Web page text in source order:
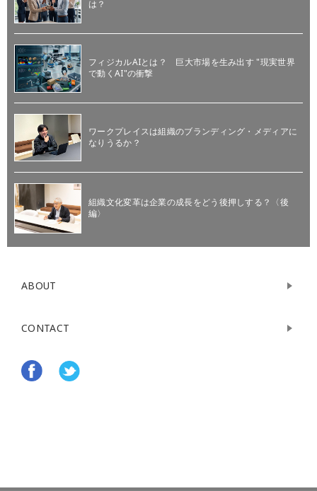
は？
フィジカルAIとは？ 巨大市場を生み出す "現実世界
で動くAI"の衝撃
ワークプレイスは組織のブランディング・メディアに
なりうるか？
組織文化変革は企業の成長をどう後押しする？〈後
編〉
ABOUT
CONTACT